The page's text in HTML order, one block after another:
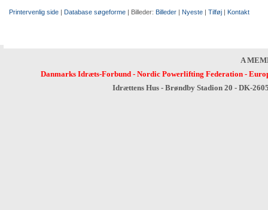
Printervenlig side | Database søgeforme | Billeder: Billeder | Nyeste | Tilføj | Kontakt
A
Danmarks Idræts-Forbund- Nordic Powerlifting Federation-
Idrættens Hus - Brøndby Stadion 20 - DK-